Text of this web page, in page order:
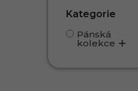
Kategorie
Pánská
kolekce